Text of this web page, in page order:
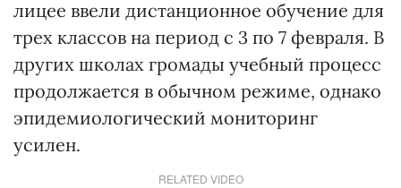
лицее ввели дистанционное обучение для
трех классов на период с 3 по 7 февраля. В
других школах громады учебный процесс
продолжается в обычном режиме, однако
эпидемиологический мониторинг
усилен.
RELATED VIDEO